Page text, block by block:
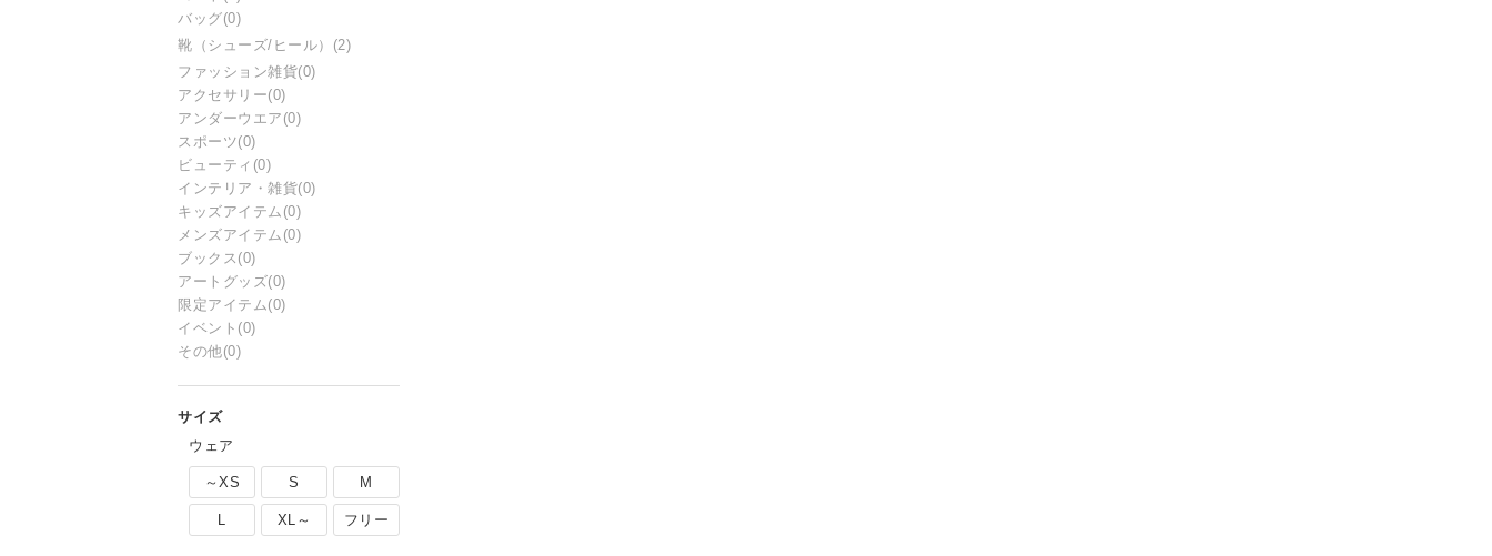
バッグ(0)
靴（シューズ/ヒール） (2)
ファッション雑貨(0)
アクセサリー(0)
アンダーウエア (0)
スポーツ(0)
ビューティ (0)
インテリア・雑貨(0)
キッズアイテム (0)
メンズアイテム (0)
ブックス (0)
アートグッズ(0)
限定アイテム(0)
イベント (0)
その他(0)
ウェア
～XS S M
L XL～ フリー